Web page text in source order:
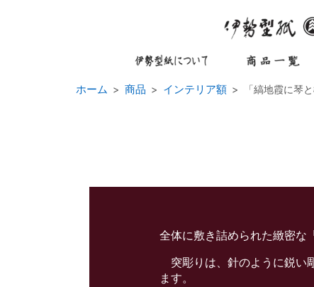
ホーム 商品 インテリア額 「縞地霞に琴と
全体に敷き詰められた緻密な
突彫りは、針のように鋭い
ます。